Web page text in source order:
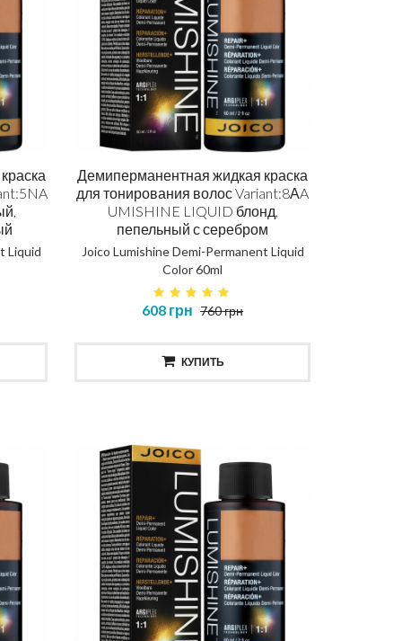
Liquid
Демиперманентная жидкая краска
для тонирования волос Variant:8АA
UMISHINE LIQUID блонд,
пепельный с серебром
Joico Lumishine Demi-Permanent Liquid
Color 60ml
608 грн 760 грн
КУПИТЬ